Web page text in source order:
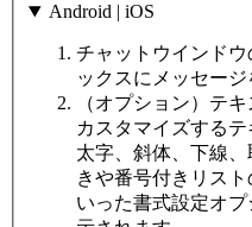
Android | iOS
チャットウインド
ックスにメッセージ
（オプション）テ
カスタマイズするテ
太字、斜体、下線
きや番号付きリス
いった書式設定オ